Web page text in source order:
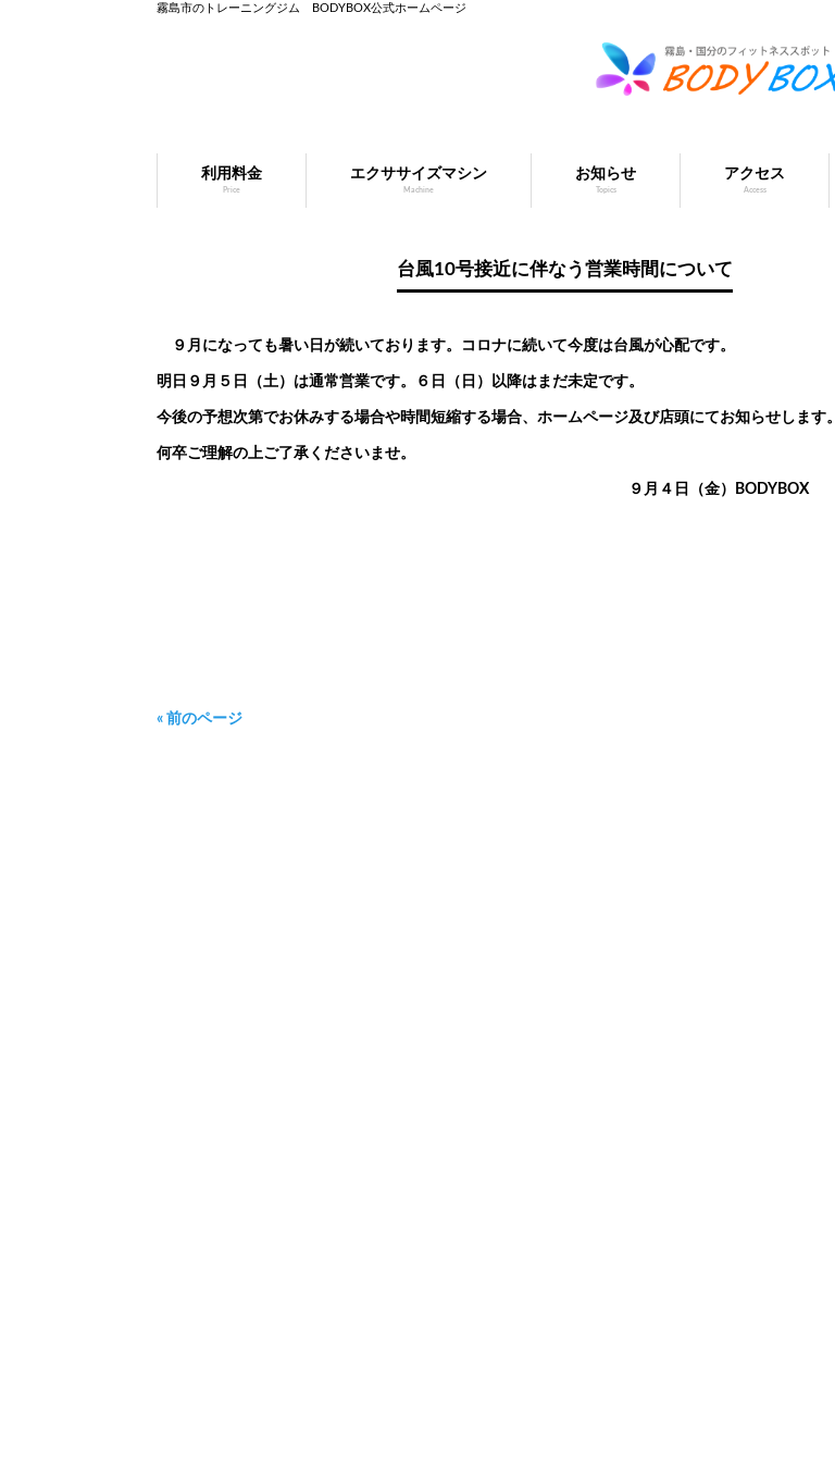
霧島市のトレーニングジム BODYBOX公式ホームページ
利用料金
Price
エクササイズマシン
Machine
お知らせ
Topics
アクセス
Access
台風10号接近に伴なう営業時間について
９月になっても暑い日が続いております。コロナに続いて今度は台風が心配です。
明日９月５日（土）は通常営業です。６日（日）以降はまだ未定です。
今後の予想次第でお休みする場合や時間短縮する場合、ホームページ及び店頭にてお知らせします。
何卒ご理解の上ご了承くださいませ。
９月４日（金）BODYBOX
« 前のページ